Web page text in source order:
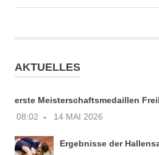
Beitrag:
AKTUELLES
erste Meisterschaftsmedaillen
08:02 14 MAI 2026
Ergebnisse der